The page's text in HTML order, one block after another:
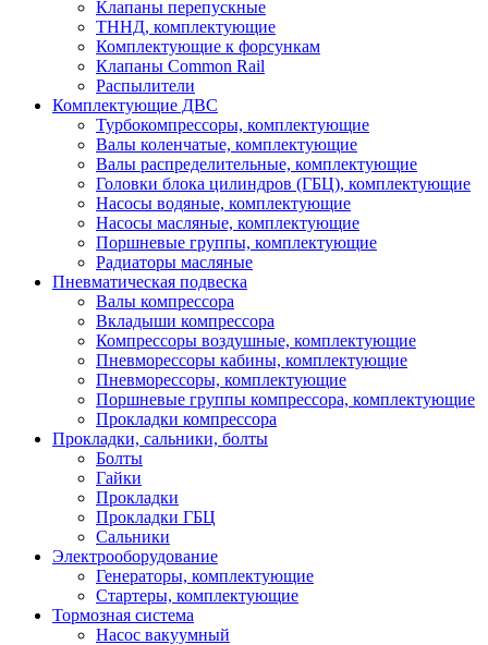
Клапаны перепускные
ТННД, комплектующие
Комплектующие к форсункам
Клапаны Common Rail
Распылители
Комплектующие ДВС
Турбокомпрессоры, комплектующие
Валы коленчатые, комплектующие
Валы распределительные, комплектующие
Головки блока цилиндров (ГБЦ), комплектующие
Насосы водяные, комплектующие
Насосы масляные, комплектующие
Поршневые группы, комплектующие
Радиаторы масляные
Пневматическая подвеска
Валы компрессора
Вкладыши компрессора
Компрессоры воздушные, комплектующие
Пневморессоры кабины, комплектующие
Пневморессоры, комплектующие
Поршневые группы компрессора, комплектующие
Прокладки компрессора
Прокладки, сальники, болты
Болты
Гайки
Прокладки
Прокладки ГБЦ
Сальники
Электрооборудование
Генераторы, комплектующие
Стартеры, комплектующие
Тормозная система
Насос вакуумный